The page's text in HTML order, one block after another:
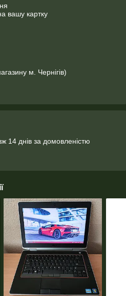
вашу картку
м. Чернігів)
14 днів за домовленістю